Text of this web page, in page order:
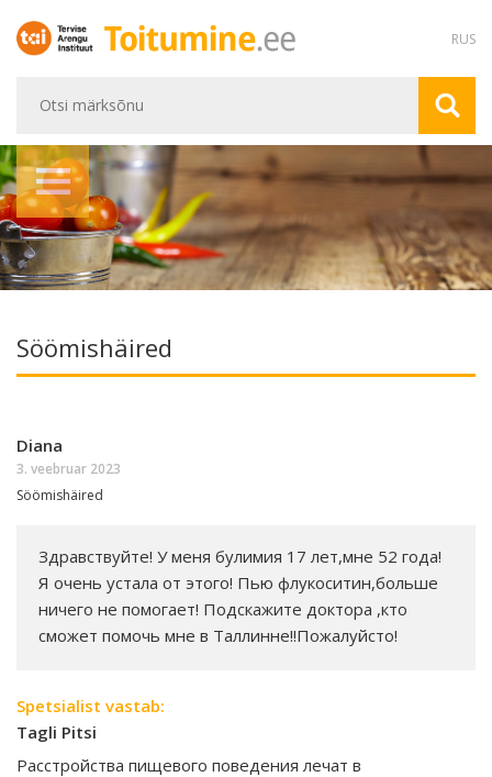
RUS
Söömishäired
Diana
3. veebruar 2023
Söömishäired
Здравствуйте! У меня булимия 17 лет,мне 52 года!
Я очень устала от этого! Пью флукоситин,больше
ничего не помогает! Подскажите доктора ,кто
сможет помочь мне в Таллинне!!Пожалуйсто!
Spetsialist vastab:
Tagli Pitsi
Расстройства пищевого поведения лечат в